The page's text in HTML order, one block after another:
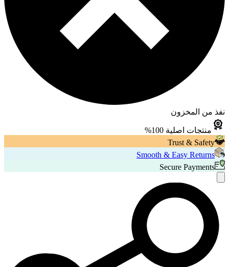
نفذ من المخزون
منتجات اصلية 100%
Trust & Safety
Smooth & Easy Returns
Secure Payments